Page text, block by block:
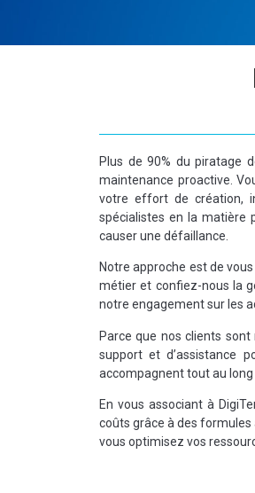
Plus de 90% du piratage
maintenance proactive.
votre effort de création,
spécialistes en la matière
causer une défaillance.
Notre approche est de
métier et confiez-nous la
notre engagement sur les
Parce que nos clients
support et d’assistance
accompagnent tout au
En vous associant à
coûts grâce à des
vous optimisez vos